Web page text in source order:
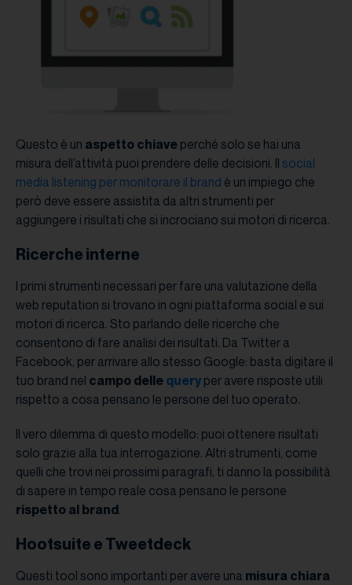
Questo è un aspetto chiave perché solo se hai una
misura dell’attività puoi prendere delle decisioni. Il social
media listening per monitorare il brand è un impiego che
però deve essere assistita da altri strumenti per
aggiungere i risultati che si incrociano sui motori di ricerca.
Ricerche interne
I primi strumenti necessari per fare una valutazione della
web reputation si trovano in ogni piattaforma social e sui
motori di ricerca. Sto parlando delle ricerche che
consentono di fare analisi dei risultati. Da Twitter a
Facebook, per arrivare allo stesso Google: basta digitare il
tuo brand nel campo delle query per avere risposte utili
rispetto a cosa pensano le persone del tuo operato.
Il vero dilemma di questo modello: puoi ottenere risultati
solo grazie alla tua interrogazione. Altri strumenti, come
quelli che trovi nei prossimi paragrafi, ti danno la possibilità
di sapere in tempo reale cosa pensano le persone
rispetto al brand.
Hootsuite e Tweetdeck
Questi tool sono importanti per avere una misura chiara